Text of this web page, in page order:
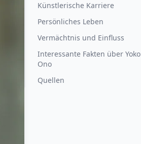
Künstlerische Karriere
Persönliches Leben
Vermächtnis und Einfluss
Interessante Fakten über Yoko
Ono
Quellen